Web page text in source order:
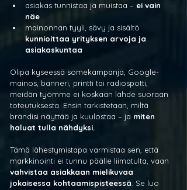
asiakas tunnistaa ja muistaa – ei vain
näe
mainonnan tyyli, sävy ja sisältö
kunnioittaa yrityksen arvoja ja
asiakaskuntaa
Olipa kyseessä somekampanja, Google-
mainos, banneri, printti tai radiospotti,
meidän työmme ei koskaan lähde suoraan
toteutuksesta. Ensin tarkistetaan, miltä
brändisi näyttää ja kuulostaa – ja miten
haluat tulla nähdyksi.
Tämä lähestymistapa varmistaa sen, että
markkinointi ei tunnu päälle liimatulta, vaan
vahvistaa asiakkaan mielikuvaa
jokaisessa kohtaamispisteessä. Se luo